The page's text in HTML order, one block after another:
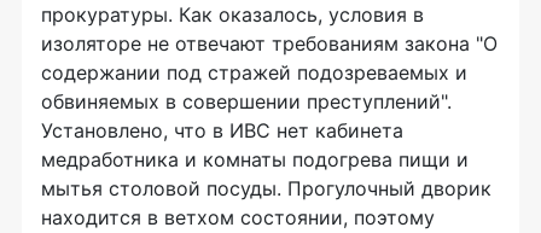
прокуратуры. Как оказалось, условия в
изоляторе не отвечают требованиям закона "О
содержании под стражей подозреваемых и
обвиняемых в совершении преступлений".
Установлено, что в ИВС нет кабинета
медработника и комнаты подогрева пищи и
мытья столовой посуды. Прогулочный дворик
находится в ветхом состоянии, поэтому